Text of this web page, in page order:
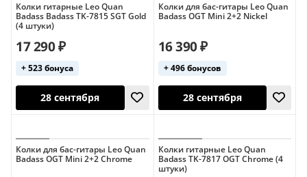
США
28 сентября 28 сентября
Колки гитарные Leo Quan
Badass Badass TK-7815 SGT Gold
(4 штуки)
17 290 ₽
+ 523 бонуса
Колки для бас-гитары Leo Quan
Badass OGT Mini 2+2 Nickel
16 390 ₽
+ 496 бонусов
Колки для бас-гитары Leo Quan
Badass OGT Mini 2+2 Chrome
Колки гитарные Leo Quan
Badass TK-7817 OGT Chrome (4
штуки)